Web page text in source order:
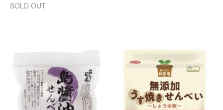
SOLD OUT